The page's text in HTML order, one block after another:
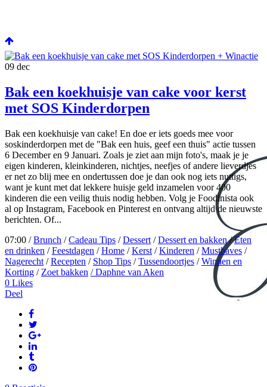
09 dec
Bak een koekhuisje van cake voor kerst
met SOS Kinderdorpen
Bak een koekhuisje van cake! En doe er iets goeds mee voor
soskinderdorpen met de "Bak een huis, geef een thuis" actie tussen
6 December en 9 Januari. Zoals je ziet aan mijn foto's, maak je je
eigen kinderen, kleinkinderen, nichtjes, neefjes of andere lieverdjes
er net zo blij mee en ondertussen doe je dan ook nog iets nuttigs,
want je kunt met dat lekkere huisje geld inzamelen voor 400
kinderen die een veilig thuis nodig hebben. Volg je Foodinista ook
al op Instagram, Facebook en Pinterest en ontvang altijd de nieuwste
berichten. Of...
07:00 /Brunch /Cadeau Tips /Dessert /Dessert en bakken/Eten
en drinken /Feestdagen /Home /Kerst /Kinderen /Musthaves /
Nagerecht /Recepten / Shop Tips /Tussendoortjes /Winnen en
Korting / Zoet bakken / Daphne van Aken
0 Likes
Deel